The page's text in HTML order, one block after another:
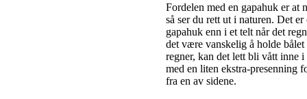
Fordelen med en gapahuk er at
så ser du rett ut i naturen. Det
gapahuk enn i et telt når det
det være vanskelig å holde
regner, kan det lett bli vått inne
med en liten ekstra-presenning
fra en av sidene.